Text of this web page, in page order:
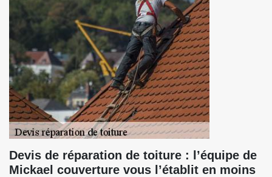
Devis de réparation de toiture : l’équipe de
Mickael couverture vous l’établit en moins